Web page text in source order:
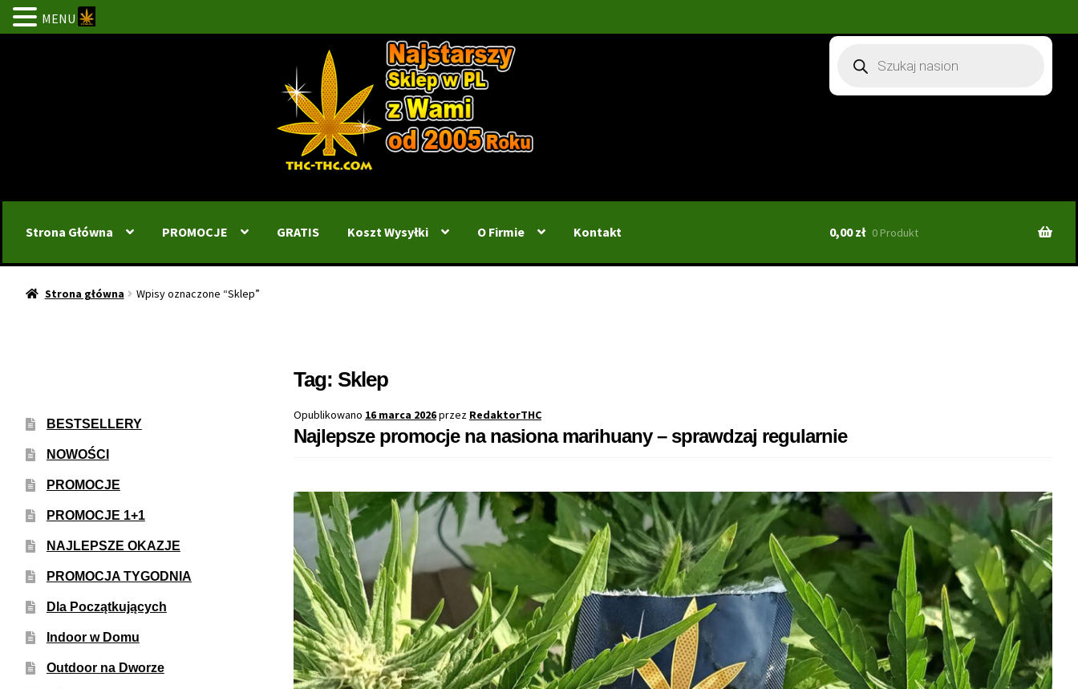
produktów
Strona Główna PROMOCJE GRATIS Koszt Wysyłki O Firmie Kontakt 0,00zł 0 Produkt
Strona główna Wpisy oznaczone “Sklep”
Tag: Sklep
Opublikowano 16 marca 2026przez RedaktorTHC
Najlepsze promocje na nasiona marihuany – sprawdzaj regularnie
BESTSELLERY
NOWOŚCI
PROMOCJE
PROMOCJE 1+1
NAJLEPSZE OKAZJE
PROMOCJA TYGODNIA
Dla Początkujących
Indoor w Domu
Outdoor na Dworze
MENU